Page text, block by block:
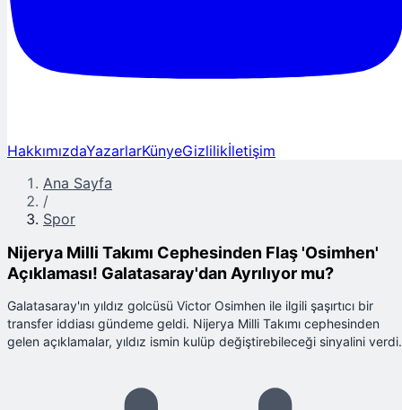
HakkımızdaYazarlarKünyeGizlilikİletişim
Ana Sayfa
/
Spor
Nijerya Milli Takımı Cephesinden Flaş 'Osimhen'
Açıklaması! Galatasaray'dan Ayrılıyor mu?
Galatasaray'ın yıldız golcüsü Victor Osimhen ile ilgili şaşırtıcı bir
transfer iddiası gündeme geldi. Nijerya Milli Takımı cephesinden
gelen açıklamalar, yıldız ismin kulüp değiştirebileceği sinyalini verdi.